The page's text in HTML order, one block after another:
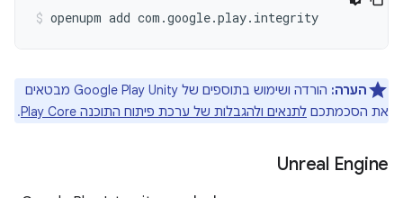
openupm add com.google.play.integrity
הערה:
הורדה ושימוש בתוספים של Google Play Unity מבטאים
את הסכמתכם לתנאים ולהגבלות של ערכת פיתוח התוכנה Play Core .
Unreal Engine